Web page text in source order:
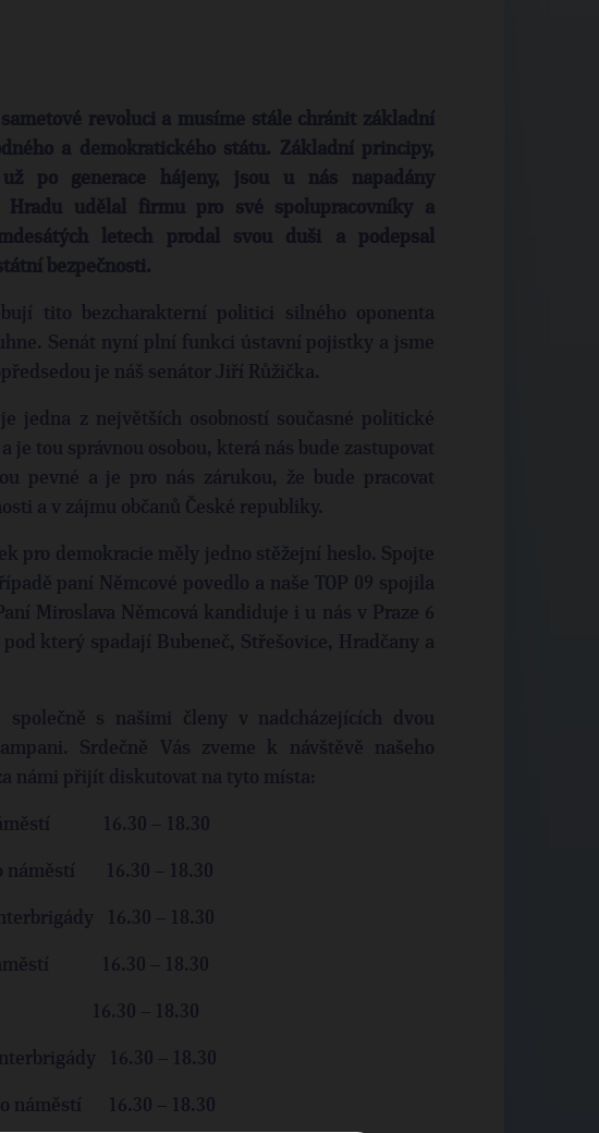
revoluci a musíme stále chránit základní
a demokratického státu. Základní principy,
po generace hájeny, jsou u nás napadány
udělal firmu pro své spolupracovníky a
letech prodal svou duši a podepsal
bezpečnosti.
tito bezcharakterní politici silného oponenta
Senát nyní plní funkci ústavní pojistky a jsme
je náš senátor Jiří Růžička.
je jedna z největších osobností současné politické
je tou správnou osobou, která nás bude zastupovat
pevné a je pro nás zárukou, že bude pracovat
a v zájmu občanů České republiky.
pro demokracie měly jedno stěžejní heslo. Spojte
paní Němcové povedlo a naše TOP 09 spojila
Miroslava Němcová kandiduje i u nás v Praze 6
který spadají Bubeneč, Střešovice, Hradčany a
s našimi členy v nadcházejících dvou
Srdečně Vás zveme k návštěvě našeho
námi přijít diskutovat na tyto místa:
16.30 – 18.30
16.30 – 18.30
16.30 – 18.30
16.30 – 18.30
16.30 – 18.30
16.30 – 18.30
náměstí 16.30 – 18.30